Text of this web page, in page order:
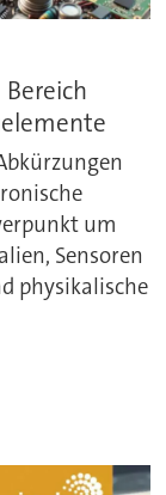
um
Sensoren
physikalische